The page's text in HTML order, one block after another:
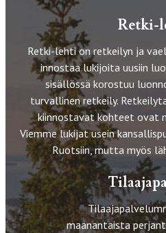
Retki-
Retki-lehti on retkeilyn ja
innostaa lukijoita uusiin
sisällössä korostuu
turvallinen retkeily.
kiinnostavat kohteet ovat
Viemme lukijat usein
Ruotsiin, mutta myös
maanantaista